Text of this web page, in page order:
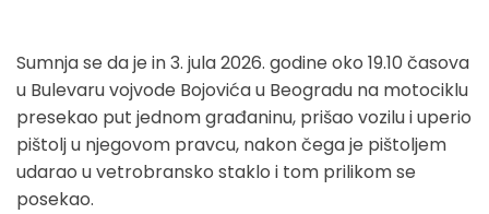
Sumnja se da je in 3. jula 2026. godine oko 19.10 časova
u Bulevaru vojvode Bojovića u Beogradu na motociklu
presekao put jednom građaninu, prišao vozilu i uperio
pištolj u njegovom pravcu, nakon čega je pištoljem
udarao u vetrobransko staklo i tom prilikom se
posekao.